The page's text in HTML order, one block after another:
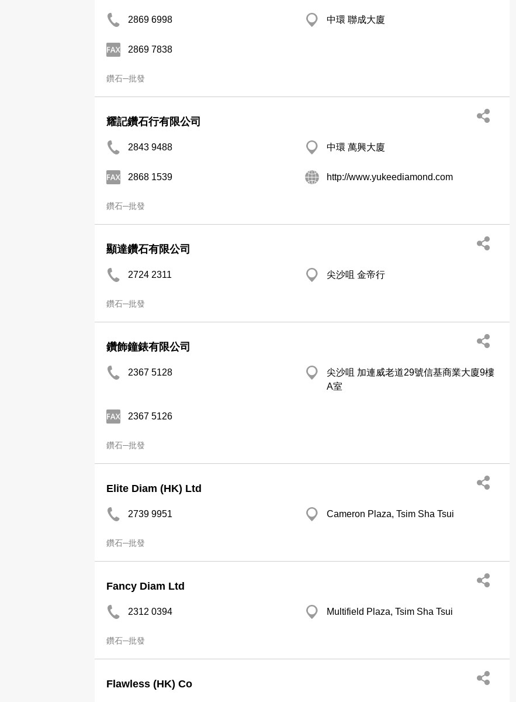
2869 6998 中環 聯成大廈
2869 7838
鑽石─批發
耀記鑽石行有限公司
2843 9488 中環 萬興大廈
2868 1539 http://www.yukeediamond.com
鑽石─批發
顯達鑽石有限公司
2724 2311 尖沙咀 金帝行
鑽石─批發
鑽飾鐘錶有限公司
2367 5128
尖沙咀 加連威老道29號信基商業大廈9樓
A室
2367 5126
鑽石─批發
Elite Diam (HK) Ltd
2739 9951 Cameron Plaza, Tsim Sha Tsui
鑽石─批發
Fancy Diam Ltd
2312 0394 Multifield Plaza, Tsim Sha Tsui
鑽石─批發
Flawless (HK) Co